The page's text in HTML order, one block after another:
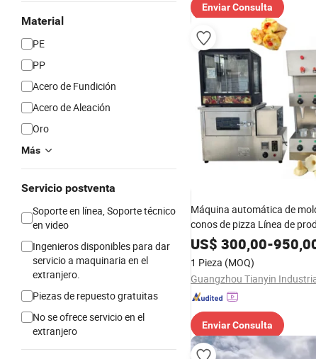
Material
PE
PP
Acero de Fundición
Acero de Aleación
Oro
Más
Servicio postventa
Soporte en línea, Soporte técnico
en video
Ingenieros disponibles para dar
servicio a maquinaria en el
extranjero.
Piezas de repuesto gratuitas
No se ofrece servicio en el
extranjero
Enviar Consulta
Máquina automática de
conos de pizza Línea de
conos de pizza
US$ 300,00-
1 Pieza (MOQ)
Enviar Consulta